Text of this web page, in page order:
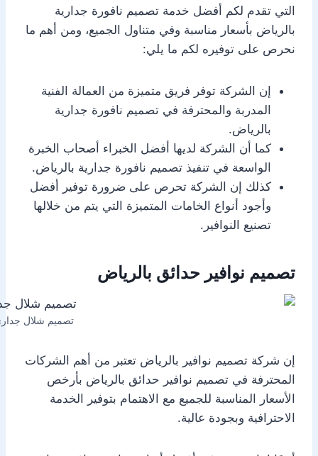
التي تقدم لكم أفضل خدمة تصميم نافورة جدارية
بالرياض بأسعار مناسبة وفي متناول الجميع، ومن أهم ما
نحرص على توفيره لكم ما يلي:
إن الشركة توفر فريق متميزة من العمالة الفنية
المدربة والمحترفة في تصميم نافورة جدارية
بالرياض.
كما أن الشركة لديها أفضل الخبراء أصحاب الخبرة
الواسعة في تنفيذ تصميم نافورة جدارية بالرياض.
كذلك إن الشركة تحرص على ضرورة توفير أفضل
وأجود أنواع الخامات المتميزة التي يتم من خلالها
تصنيع النوافير.
تصميم نوافير حدائق بالرياض
تصميم شلال
إن شركة تصميم نوافير بالرياض تعتبر من أهم الشركات
المحترفة في تصميم نوافير حدائق بالرياض بأرخص
الأسعار المناسبة للجميع مع الاهتمام بتوفير الخدمة
الاحترافية وبجودة عالية.